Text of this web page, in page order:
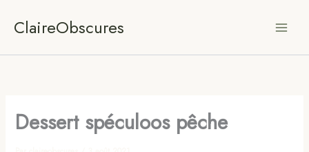
ClaireObscures
Dessert spéculoos pêche